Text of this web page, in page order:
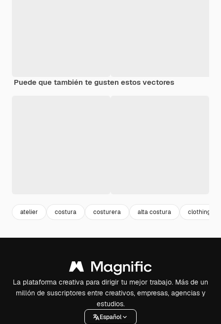
Puede que también te gusten estos vectores
atelier costura costurera alta costura clothing
La plataforma creativa para dirigir tu mejor trabajo. Más de un
millón de suscriptores entre creativos, empresas, agencias y
estudios.
Español